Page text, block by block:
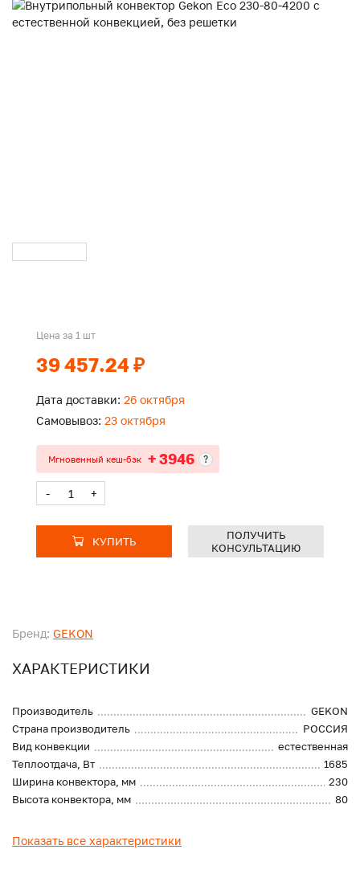
Бренд: GEKON
ХАРАКТЕРИСТИКИ
Производитель
GEKON
Страна производитель
РОССИЯ
Вид конвекции
естественная
Теплоотдача, Вт
1685
Ширина конвектора, мм
230
Высота конвектора, мм
80
Показать все характеристики
Цена за 1 шт
39 457.24 ₽
Дата доставки: 26 октября
Самовывоз: 23 октября
Мгновенный кеш-бэк + 3946 ?
- +
КУПИТЬ
ПОЛУЧИТЬ
КОНСУЛЬТАЦИЮ